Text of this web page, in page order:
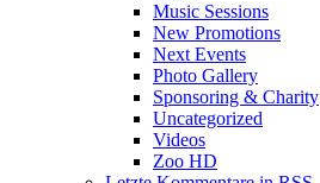
Music Sessions
New Promotions
Next Events
Photo Gallery
Sponsoring & Charity
Uncategorized
Videos
Zoo HD